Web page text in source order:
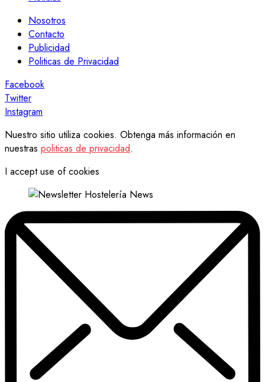
Nosotros
Contacto
Publicidad
Politicas de Privacidad
Facebook
Twitter
Instagram
Nuestro sitio utiliza cookies. Obtenga más información en
nuestras politicas de privacidad.
I accept use of cookies